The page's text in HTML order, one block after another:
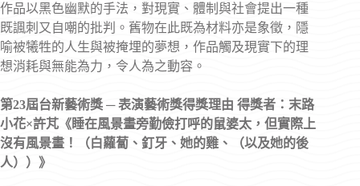
作品以黑色幽默的手法，對現實、體制與社會提出一種
既諷刺又自嘲的批判。舊物在此既為材料亦是象徵，隱
喻被犧牲的人生與被掩埋的夢想，作品觸及現實下的理
想消耗與無能為力，令人為之動容。
第23屆台新藝術獎 ─ 表演藝術獎得獎理由 得獎者：末路
小花×許芃《睡在風景畫旁勤儉打呼的鼠婆太，但實際上
沒有風景畫！（白蘿蔔、釘牙、她的雞、（以及她的後
人））》